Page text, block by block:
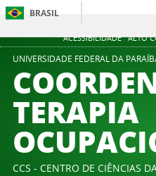
ACESSIBILIDADE ALTO
BRASIL
UNIVERSIDADE FEDERAL DA
TERAPIA
CCS - CENTRO DE CIÊNCIAS